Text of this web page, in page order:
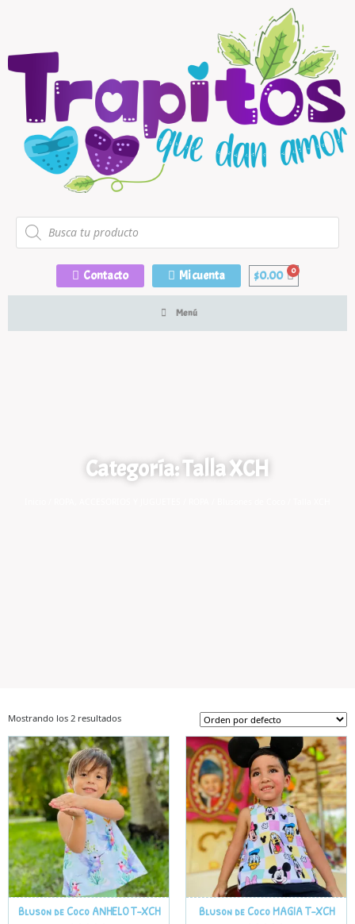
Contacto Mi cuenta $0.00
Menú
Categoría: Talla XCH
Mostrando los 2 resultados
Bluson de Coco ANHELO T-XCH Bluson de Coco MAGIA T-XCH